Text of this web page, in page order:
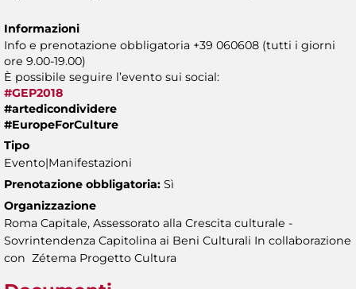
Informazioni
Info e prenotazione obbligatoria +39 060608 (tutti i giorni
ore 9.00-19.00)
È possibile seguire l’evento sui social:
#GEP2018
#artedicondividere
#EuropeForCulture
Tipo
Evento|Manifestazioni
Prenotazione obbligatoria: Sì
Organizzazione
Roma Capitale, Assessorato alla Crescita culturale -
Sovrintendenza Capitolina ai Beni Culturali In collaborazione
con Zétema Progetto Cultura